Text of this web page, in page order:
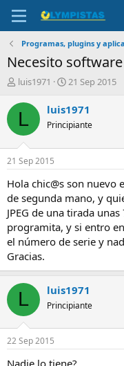
Programas, plugins y
Necesito
I
i
a
d
o
r
e
l
t
e
m
a
luis1971
F
c
a
i
n
c
i
o
21 Sep 2015
L luis1971
Principiante
21 Sep 2015
Hola chic@s son nuevo
de segunda mano, y
JPEG de una tirada
programita, y si entro
el número de serie y
Gracias.
L luis1971
Principiante
22 Sep 2015
Nadie lo tiene?